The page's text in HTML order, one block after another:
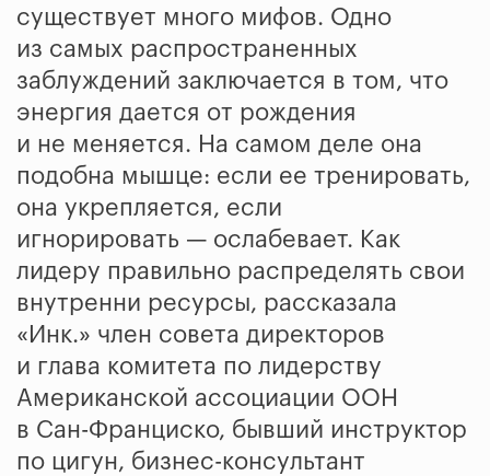
существует много мифов. Одно
из самых распространенных
заблуждений заключается в том, что
энергия дается от рождения
и не меняется. На самом деле она
подобна мышце: если ее тренировать,
она укрепляется, если
игнорировать — ослабевает. Как
лидеру правильно распределять свои
внутренни ресурсы, рассказала
«Инк.» член совета директоров
и глава комитета по лидерству
Американской ассоциации ООН
в Сан-Франциско, бывший инструктор
по цигун, бизнес-консультант